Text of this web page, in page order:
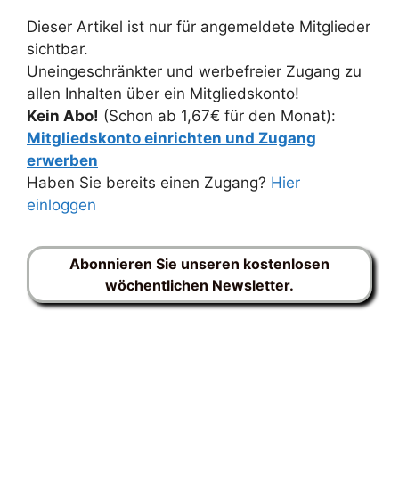
Dieser Artikel ist nur für angemeldete Mitglieder
sichtbar.
Uneingeschränkter und werbefreier Zugang zu
allen Inhalten über ein Mitgliedskonto!
Kein Abo! (Schon ab 1,67€ für den Monat):
Mitgliedskonto einrichten und Zugang
erwerben
Haben Sie bereits einen Zugang? Hier
einloggen
Abonnieren Sie unseren kostenlosen
wöchentlichen Newsletter.